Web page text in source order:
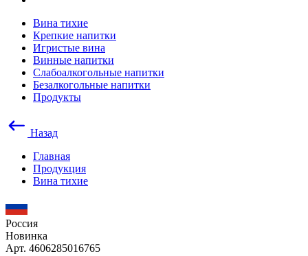
Вина тихие
Крепкие напитки
Игристые вина
Винные напитки
Слабоалкогольные напитки
Безалкогольные напитки
Продукты
Назад
Главная
Продукция
Вина тихие
Россия
Новинка
Арт. 4606285016765